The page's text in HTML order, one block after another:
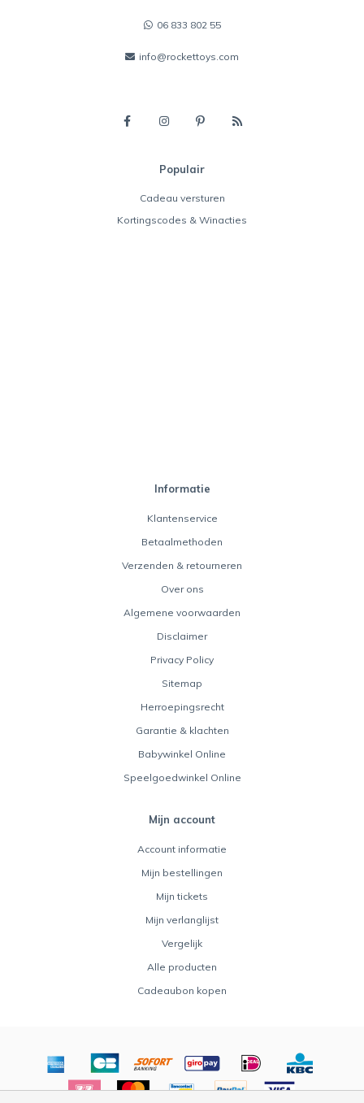
06 833 802 55
info@rockettoys.com
Populair
Cadeau versturen
Kortingscodes & Winacties
Informatie
Klantenservice
Betaalmethoden
Verzenden & retourneren
Over ons
Algemene voorwaarden
Disclaimer
Privacy Policy
Sitemap
Herroepingsrecht
Garantie & klachten
Babywinkel Online
Speelgoedwinkel Online
Mijn account
Account informatie
Mijn bestellingen
Mijn tickets
Mijn verlanglijst
Vergelijk
Alle producten
Cadeaubon kopen